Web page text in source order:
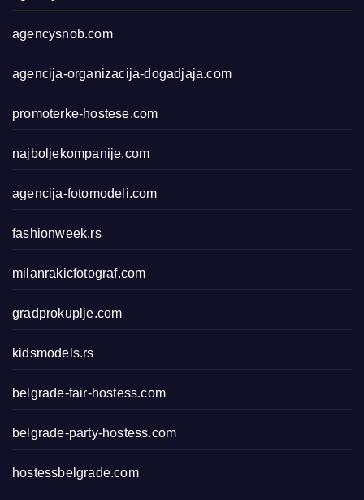
agencysnob.com
agencija-organizacija-dogadjaja.com
promoterke-hostese.com
najboljekompanije.com
agencija-fotomodeli.com
fashionweek.rs
milanrakicfotograf.com
gradprokuplje.com
kidsmodels.rs
belgrade-fair-hostess.com
belgrade-party-hostess.com
hostessbelgrade.com